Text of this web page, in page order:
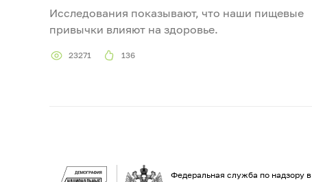
Исследования показывают, что наши пищевые
привычки влияют на здоровье.
23271 136
Федеральная служба по надзору в